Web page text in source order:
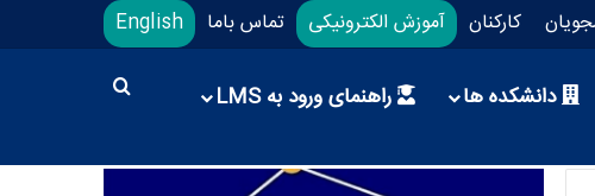
کارکنان آموزش الکترونیکی تماس باما English
دانشکده ها راهنمای ورود به LMS